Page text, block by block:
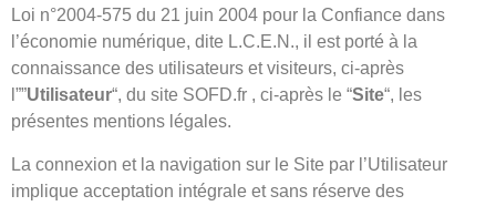
Loi n°2004-575 du 21 juin 2004 pour la Confiance dans
l’économie numérique, dite L.C.E.N., il est porté à la
connaissance des utilisateurs et visiteurs, ci-après
l””Utilisateur“, du site SOFD.fr , ci-après le “Site“, les
présentes mentions légales.
La connexion et la navigation sur le Site par l’Utilisateur
implique acceptation intégrale et sans réserve des